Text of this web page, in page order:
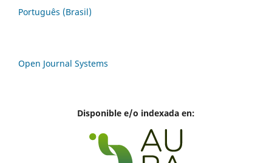
Português (Brasil)
Open Journal Systems
Disponible e/o indexada en: